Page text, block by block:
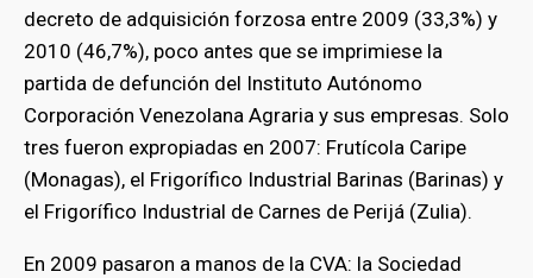
decreto de adquisición forzosa entre 2009 (33,3%) y
2010 (46,7%), poco antes que se imprimiese la
partida de defunción del Instituto Autónomo
Corporación Venezolana Agraria y sus empresas. Solo
tres fueron expropiadas en 2007: Frutícola Caripe
(Monagas), el Frigorífico Industrial Barinas (Barinas) y
el Frigorífico Industrial de Carnes de Perijá (Zulia).
En 2009 pasaron a manos de la CVA: la Sociedad